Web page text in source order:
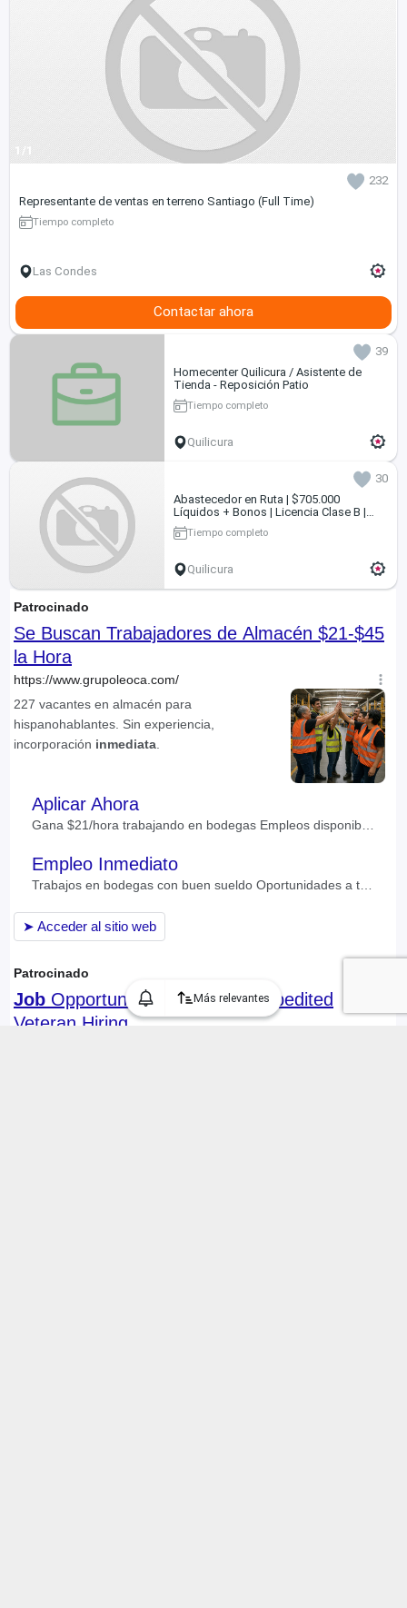
Más relevantes
1/1
232
Representante de ventas en terreno Santiago (Full Time)
Tiempo completo
Las Condes
Contactar ahora
39
Homecenter Quilicura / Asistente de
Tienda - Reposición Patio
Tiempo completo
Quilicura
30
Abastecedor en Ruta | $705.000
Líquidos + Bonos | Licencia Clase B |
Quilicura
Tiempo completo
Quilicura